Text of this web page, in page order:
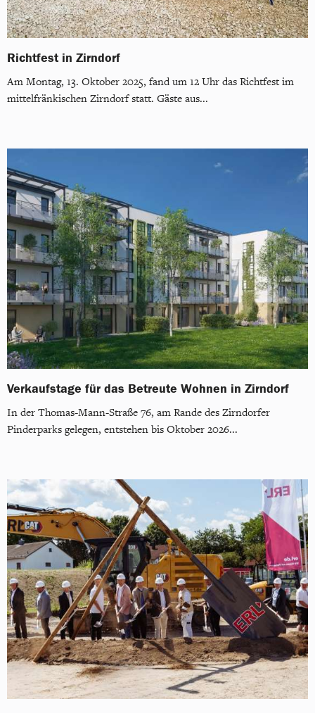
Richtfest in Zirndorf
Am Montag, 13. Oktober 2025, fand um 12 Uhr das Richtfest im
mittelfränkischen Zirndorf statt. Gäste aus...
Verkaufstage für das Betreute Wohnen in Zirndorf
In der Thomas-Mann-Straße 76, am Rande des Zirndorfer
Pinderparks gelegen, entstehen bis Oktober 2026...